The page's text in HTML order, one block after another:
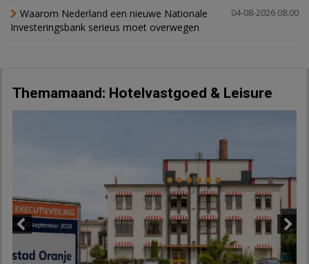
04-08-2026 08:00
Waarom Nederland een nieuwe Nationale
Investeringsbank serieus moet overwegen
Themamaand: Hotelvastgoed & Leisure
Next